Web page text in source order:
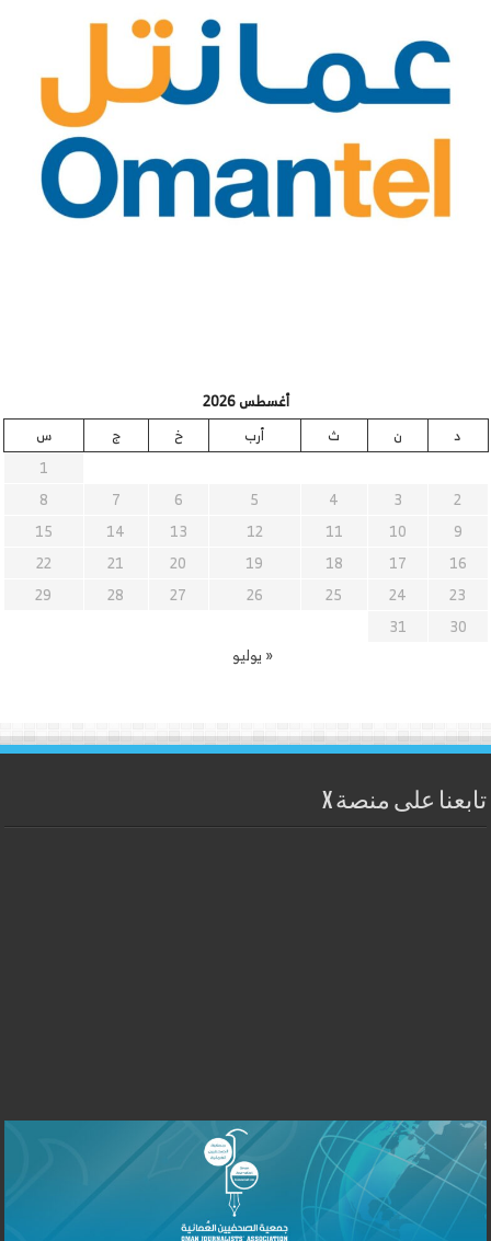
أغسطس 2026
د
ن ث أرب خ ج
س
1
2
3
4
5
6
7
8
9
10
11
12
13
14
15
16
17
18
19
20
21
22
23
24
25
26
27
28
29
30
31
« يوليو
تابعنا على منصة X